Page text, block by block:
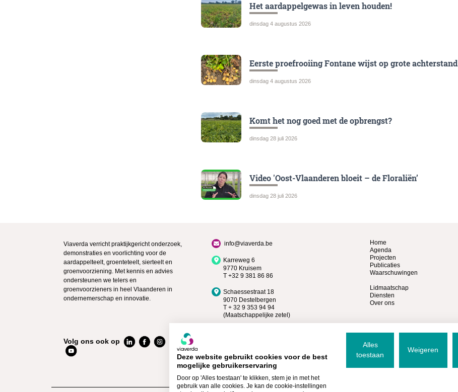
Het aardappelgewas in leven houden!
dinsdag 4 augustus 2026
Eerste proefrooiing Fontane wijst op grote achterstand
dinsdag 4 augustus 2026
Komt het nog goed met de opbrengst?
dinsdag 28 juli 2026
Video 'Oost-Vlaanderen bloeit – de Floraliën’
dinsdag 28 juli 2026
Viaverda verricht praktijkgericht onderzoek,
demonstraties en voorlichting voor de
aardappelteelt, groenteteelt, sierteelt en
groenvoorziening. Met kennis en advies
ondersteunen we telers en
groenvoorzieners in heel Vlaanderen in
ondernemerschap en innovatie.
Volg ons ook op
info@viaverda.be
Karreweg 6
9770 Kruisem
T +32 9 381 86 86
Schaessestraat 18
9070 Destelbergen
T + 32 9 353 94 94
(Maatschappelijke zetel)
Home
Agenda
Projecten
Publicaties
Waarschuwingen
Lidmaatschap
Diensten
Over ons
Deze website gebruikt cookies voor de best
mogelijke gebruikerservaring
Door op 'Alles toestaan' te klikken, stem je in met het
gebruik van alle cookies. Je kan de cookie-instellingen
Alles
toestaan
Weigeren